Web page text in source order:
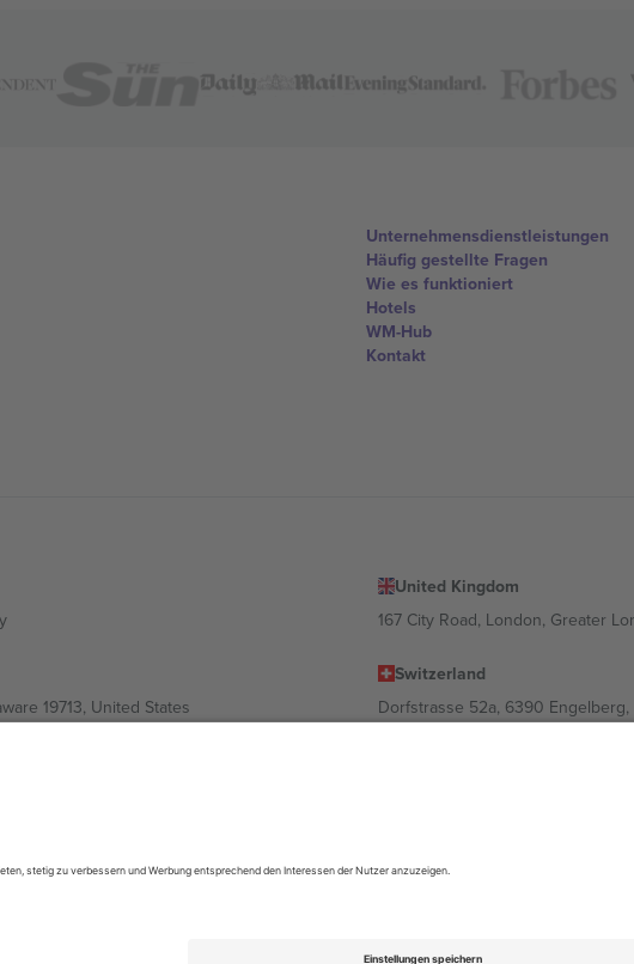
Unternehmensdienstleistungen
Häufig gestellte Fragen
Wie es funktioniert
Hotels
WM-Hub
Kontakt
United Kingdom
167 City Road, London, Greater
19713, United States
Switzerland
Dorfstrasse 52a, 6390 Engelberg,
Sofia, Bulgaria
06700 Ciudad de México, CDMX, Mexico
© 2026 Ticombo. Alle Rechte vorbehalten.